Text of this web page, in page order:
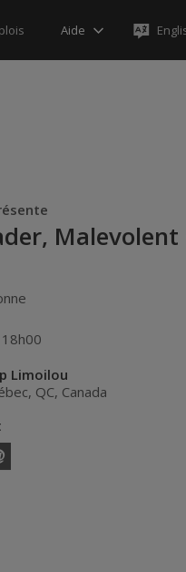
Aide
Limoilou
, QC, Canada